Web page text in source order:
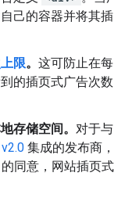
己的容器并将其插
限。 这可防止在每
的插页式广告次数
存储空间。 对于与
集成的发布商，
的同意，网站插页式